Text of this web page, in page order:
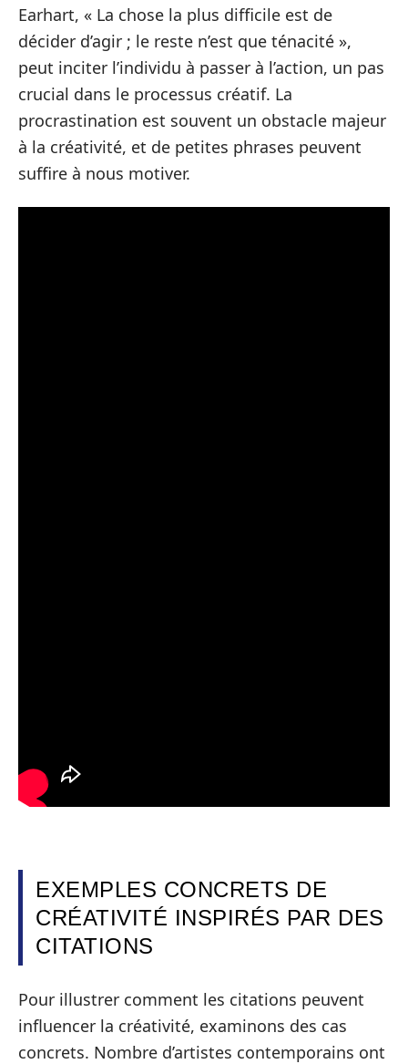
Earhart, « La chose la plus difficile est de
décider d’agir ; le reste n’est que ténacité »,
peut inciter l’individu à passer à l’action, un pas
crucial dans le processus créatif. La
procrastination est souvent un obstacle majeur
à la créativité, et de petites phrases peuvent
suffire à nous motiver.
EXEMPLES CONCRETS DE
CRÉATIVITÉ INSPIRÉS PAR DES
CITATIONS
Pour illustrer comment les citations peuvent
influencer la créativité, examinons des cas
concrets. Nombre d’artistes contemporains ont